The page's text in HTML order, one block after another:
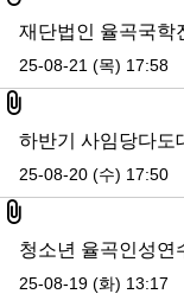
재단법인 율곡국학
25-08-21 (목) 17:58
첨부파일
하반기 사임당다도
25-08-20 (수) 17:50
첨부파일
청소년 율곡인성연
25-08-19 (화) 13:17